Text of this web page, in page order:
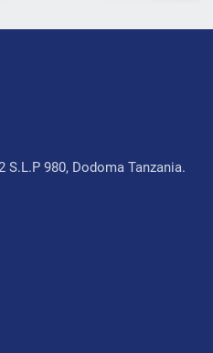
980, Dodoma Tanzania.